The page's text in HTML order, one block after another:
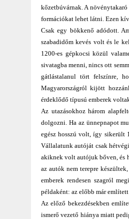
kőzetbúvárnak. A
formációkat lehet látni. Ezen
Csak egy bökkenő adódott.
szabadidőm kevés volt és le
1200-es gépkocsi közül
sivatagba menni, nincs ott
gátlástalanul tört felszínre,
Magyarországról kijött
érdeklődő típusú emberek
Az utazásokhoz három
dolgozni. Ha az ünnepnapot
egész hosszú volt, így sikerült
Vállalatunk autóját csak
akiknek volt autójuk bőven, és
az autók nem terepre
emberek rendesen szagról
példaként: az előbb már
Az előző bekezdésekben
ismerő vezető hiánya miatt